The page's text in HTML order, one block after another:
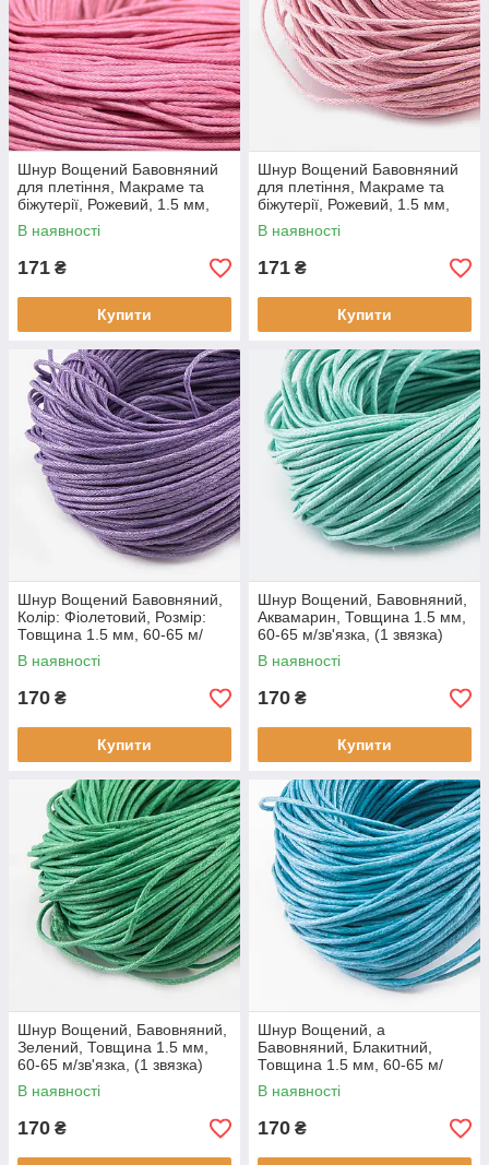
Шнур Вощений Бавовняний
для плетіння, Макраме та
біжутерії, Рожевий, 1.5 мм,
приблизно 60-65 м/зв'язка, (1
звязка)
В наявності
171 ₴
Купити
Шнур Вощений Бавовняний
для плетіння, Макраме та
біжутерії, Рожевий, 1.5 мм,
приблизно 60-65 м/зв'язка, (1
звязка)
В наявності
171 ₴
Купити
Шнур Вощений Бавовняний,
Колір: Фіолетовий, Розмір:
Товщина 1.5 мм, 60-65 м/
зв'язка, (1 звязка)
В наявності
170 ₴
Купити
Шнур Вощений, Бавовняний,
Аквамарин, Товщина 1.5 мм,
60-65 м/зв'язка, (1 звязка)
В наявності
170 ₴
Купити
Шнур Вощений, Бавовняний,
Зелений, Товщина 1.5 мм,
60-65 м/зв'язка, (1 звязка)
В наявності
170 ₴
Шнур Вощений, а
Бавовняний, Блакитний,
Товщина 1.5 мм, 60-65 м/
зв'язка, (1 звязка)
В наявності
170 ₴